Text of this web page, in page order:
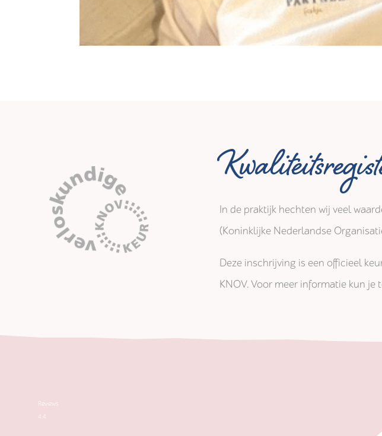
In de praktijk hechten wij veel
(Koninklijke Nederlandse
Deze inschrijving is een officieel
KNOV. Voor meer informatie kun je
Reviews